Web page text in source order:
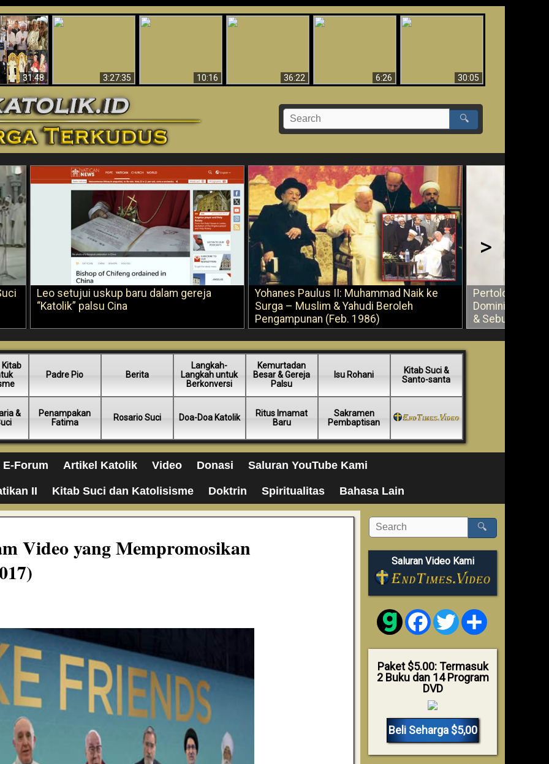
31:48
II Adalah
Baru
3:27:35
Video (Edisi Final)
10:16
36:22
6:26
30:05
🔍
Leo setujui uskup baru dalam gereja
“Katolik” palsu Cina
Yohanes Paulus II: Muhammad Naik ke
Surga – Muslim & Yahudi Beroleh
Pengampunan (Feb. 1986)
Pertolongan
Dominikus
& Sebuah Saran
>
Kitab
Padre Pio Berita
Langkah-
Langkah untuk
Berkonversi
Kemurtadan
Besar & Gereja
Palsu
Isu Rohani
Kitab Suci &
Santo-santa
&
Penampakan
Fatima
Rosario Suci Doa-Doa Katolik
Ritus Imamat
Baru
Sakramen
Pembaptisan
E-Forum Artikel Katolik Video Donasi Saluran YouTube Kami
II Kitab Suci dan Katolisisme Doktrin Spiritualitas Bahasa Lain
Video yang Mempromosikan
🔍
Saluran Video Kami
FacebookTwitter
Paket $5.00: Termasuk
2 Buku dan 14 Program
DVD
Beli Seharga $5,00